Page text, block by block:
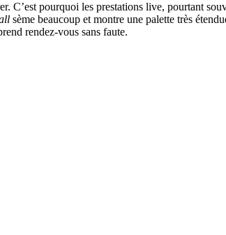
C’est pourquoi les prestations live, pourtant
sème beaucoup et montre une palette très
rendez-vous sans faute.